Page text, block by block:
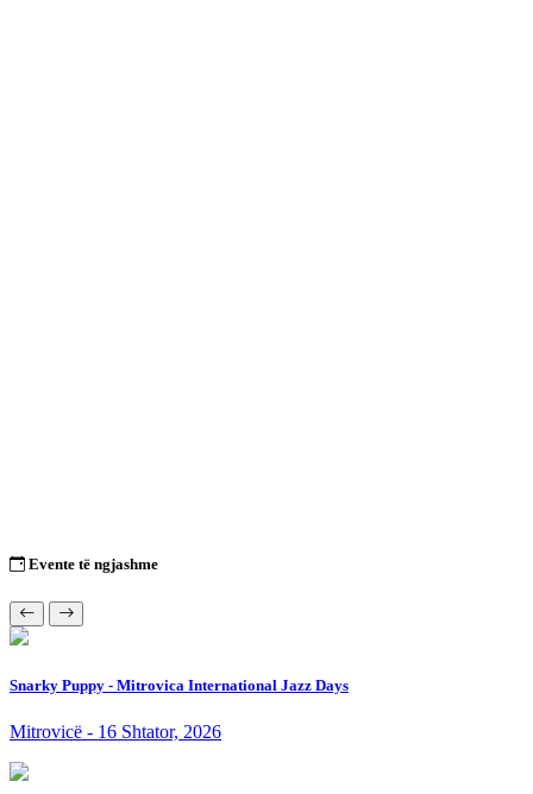
Evente të ngjashme
Snarky Puppy - Mitrovica International Jazz Days
Mitrovicë - 16 Shtator, 2026